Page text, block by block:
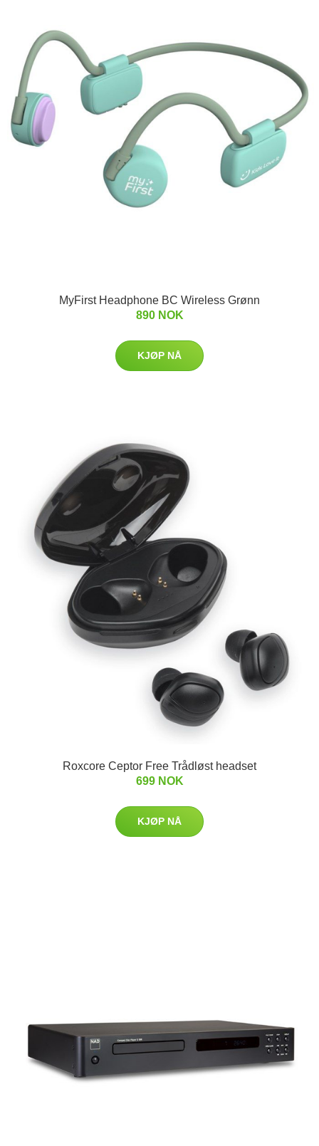
MyFirst Headphone BC Wireless Grønn
890 NOK
KJØP NÅ
Roxcore Ceptor Free Trådløst headset
699 NOK
KJØP NÅ